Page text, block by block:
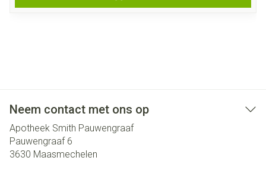
Neem contact met ons op
Apotheek Smith Pauwengraaf
Pauwengraaf 6
3630 Maasmechelen